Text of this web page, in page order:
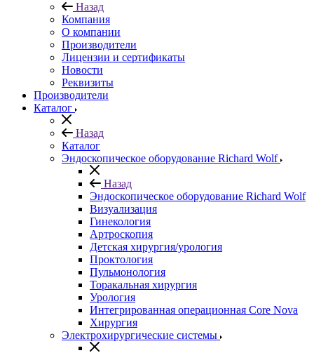
Назад
Компания
О компании
Производители
Лицензии и сертификаты
Новости
Реквизиты
Производители
Каталог
Назад
Каталог
Эндоскопическое оборудование Richard Wolf
Назад
Эндоскопическое оборудование Richard Wolf
Визуализация
Гинекология
Артроскопия
Детская хирургия/урология
Проктология
Пульмонология
Торакальная хирургия
Урология
Интегрированная операционная Core Nova
Хирургия
Электрохирургические системы